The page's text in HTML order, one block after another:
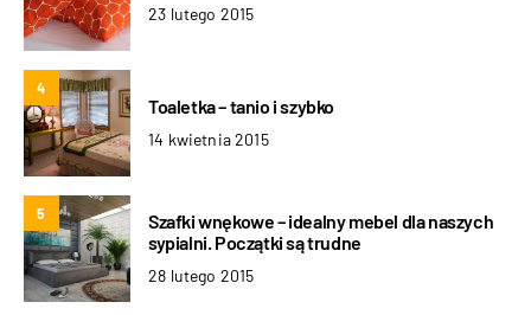
23 lutego 2015
4
Toaletka – tanio i szybko
14 kwietnia 2015
5
Szafki wnękowe – idealny mebel dla naszych
sypialni. Początki są trudne
28 lutego 2015